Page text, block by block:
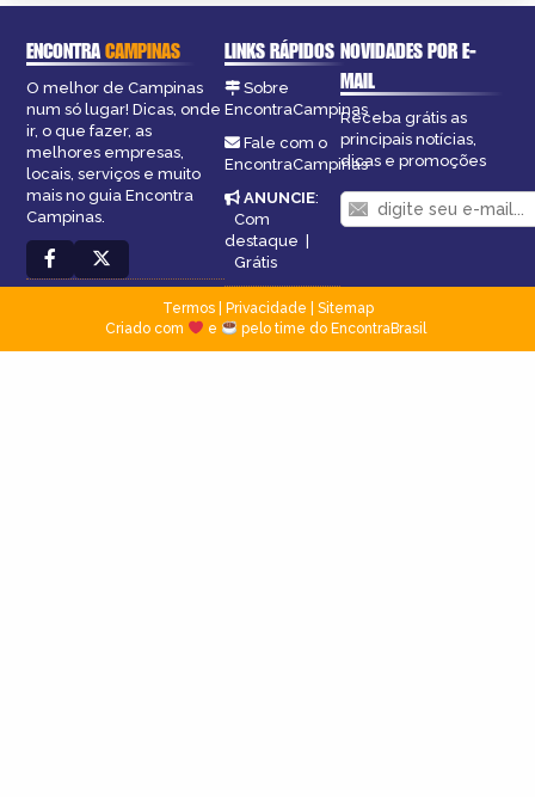
ENCONTRACAMPINAS
O melhor de Campinas
num só lugar! Dicas, onde
ir, o que fazer, as
melhores empresas,
locais, serviços e muito
mais no guia Encontra
Campinas.
LINKS RÁPIDOS
Sobre
EncontraCampinas
Fale com o
EncontraCampinas
ANUNCIE:
Com
destaque |
Grátis
NOVIDADES POR E-
MAIL
Receba grátis as
principais notícias,
dicas e promoções
Termos| Privacidade
Sitemap
Criado com
e pelo time do EncontraBrasil